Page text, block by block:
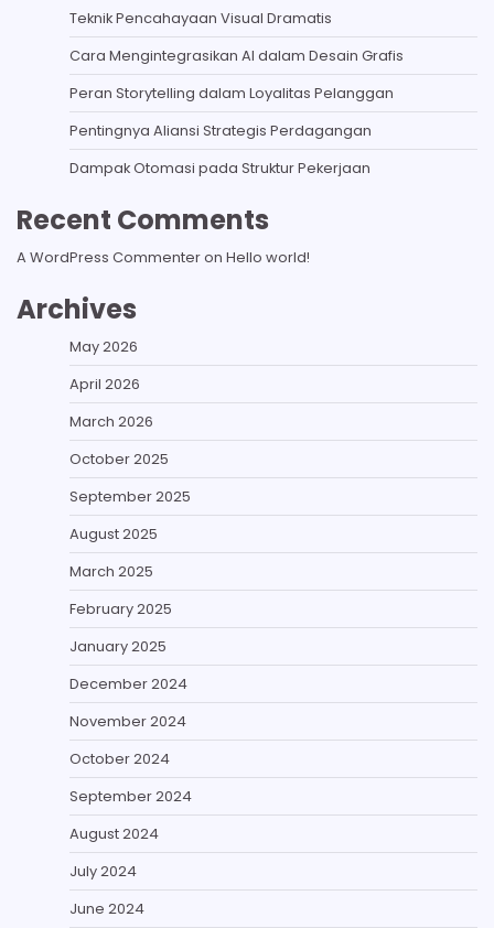
Teknik Pencahayaan Visual Dramatis
Cara Mengintegrasikan AI dalam Desain Grafis
Peran Storytelling dalam Loyalitas Pelanggan
Pentingnya Aliansi Strategis Perdagangan
Dampak Otomasi pada Struktur Pekerjaan
Recent Comments
A WordPress Commenteron Hello world!
Archives
May 2026
April 2026
March 2026
October 2025
September 2025
August 2025
March 2025
February 2025
January 2025
December 2024
November 2024
October 2024
September 2024
August 2024
July 2024
June 2024